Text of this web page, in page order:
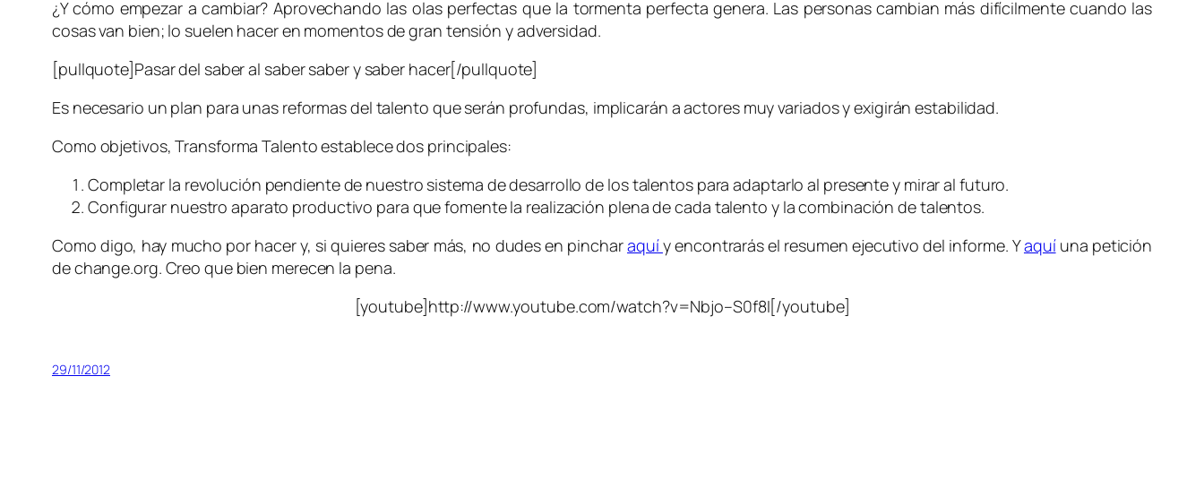
¿Y cómo empezar a cambiar? Aprovechando las olas perfectas que la tormenta perfecta genera. Las personas cambian más difícilmente cuando las
cosas van bien; lo suelen hacer en momentos de gran tensión y adversidad.
[pullquote]Pasar del saber al saber saber y saber hacer[/pullquote]
Es necesario un plan para unas reformas del talento que serán profundas, implicarán a actores muy variados y exigirán estabilidad.
Como objetivos, Transforma Talento establece dos principales:
Completar la revolución pendiente de nuestro sistema de desarrollo de los talentos para adaptarlo al presente y mirar al futuro.
Configurar nuestro aparato productivo para que fomente la realización plena de cada talento y la combinación de talentos.
Como digo, hay mucho por hacer y, si quieres saber más, no dudes en pincharaquíy encontrarás el resumen ejecutivo del informe. Yaquíuna petición
de change.org. Creo que bien merecen la pena.
[youtube]http://www.youtube.com/watch?v=Nbjo–S0f8I[/youtube]
29/11/2012